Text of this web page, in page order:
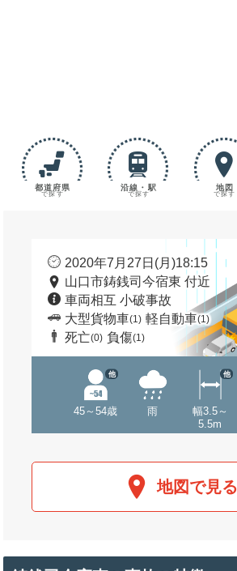
都道府県
で探す
沿線・駅
で探す
地図
で探す
2020年7月27日(月)18:15
山口市鋳銭司今宿東 付近
車両相互 小破事故
大型貨物車(1) 軽自動車(1)
死亡(0) 負傷(1)
45～54歳
他
雨
幅3.5～
5.5m
他
地図で見る